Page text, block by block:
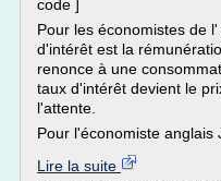
code ]
Pour les économistes de
d'intérêt est la
renonce à une
taux d'intérêt devient le
l'attente.
Pour l'économiste anglais
Lire la suite